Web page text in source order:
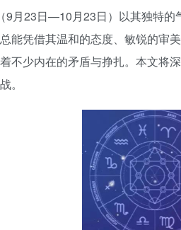
9月23日—10月23日）以其独特
能凭借其温和的态度、敏锐的审
不少内在的矛盾与挣扎。本文将
。